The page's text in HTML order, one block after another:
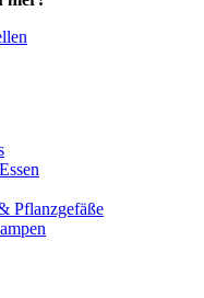
Pflanzgefäße